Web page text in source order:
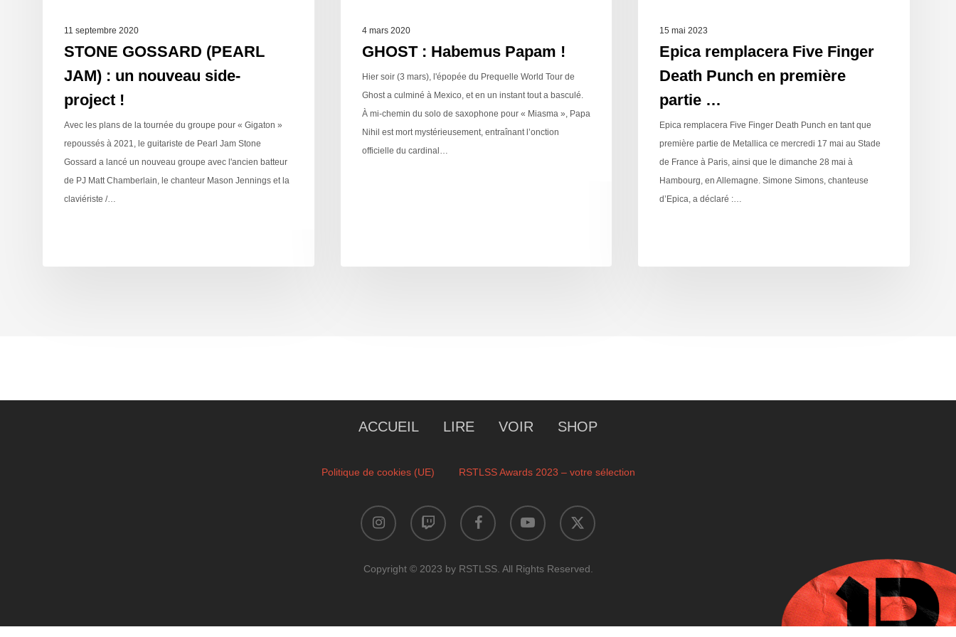
11 septembre 2020
STONE GOSSARD (PEARL
JAM) : un nouveau side-
project !
Avec les plans de la tournée du groupe pour « Gigaton »
repoussés à 2021, le guitariste de Pearl Jam Stone
Gossard a lancé un nouveau groupe avec l'ancien batteur
de PJ Matt Chamberlain, le chanteur Mason Jennings et la
claviériste /…
4 mars 2020
GHOST : Habemus Papam !
Hier soir (3 mars), l'épopée du Prequelle World Tour de
Ghost a culminé à Mexico, et en un instant tout a basculé.
À mi-chemin du solo de saxophone pour « Miasma », Papa
Nihil est mort mystérieusement, entraînant l’onction
officielle du cardinal…
15 mai 2023
Epica remplacera Five Finger
Death Punch en première
partie …
Epica remplacera Five Finger Death Punch en tant que
première partie de Metallica ce mercredi 17 mai au Stade
de France à Paris, ainsi que le dimanche 28 mai à
Hambourg, en Allemagne. Simone Simons, chanteuse
d’Epica, a déclaré :…
ACCUEIL LIRE VOIR SHOP
Politique de cookies (UE) RSTLSS Awards 2023 – votre sélection
instagram twitch facebook youtube
x-
twitter
Copyright © 2023 by RSTLSS. All Rights Reserved.